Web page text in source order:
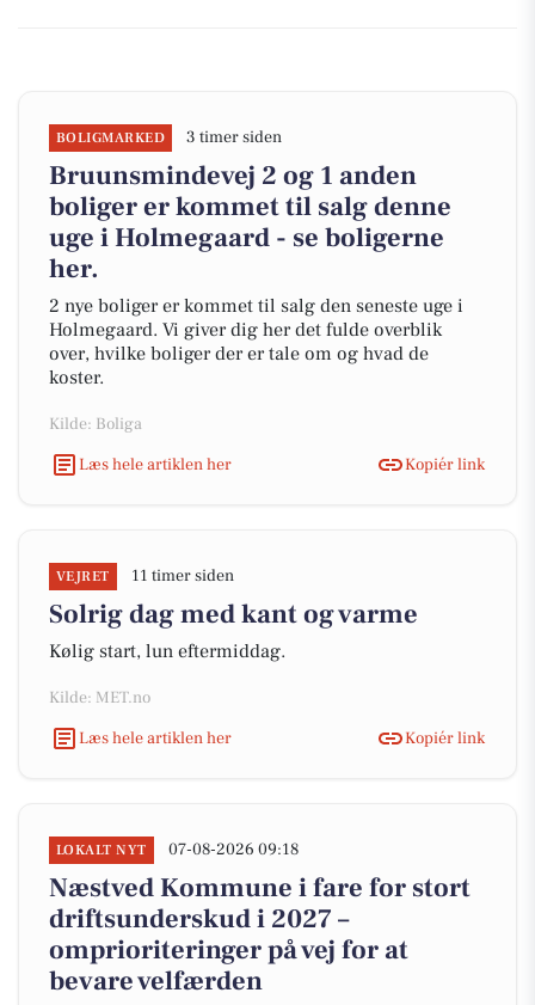
BOLIGMARKED 3 timer siden
Bruunsmindevej 2 og 1 anden
boliger er kommet til salg denne
uge i Holmegaard - se boligerne
her.
2 nye boliger er kommet til salg den seneste uge i
Holmegaard. Vi giver dig her det fulde overblik
over, hvilke boliger der er tale om og hvad de
koster.
Kilde: Boliga
Læs hele artiklen her
Kopiér link
VEJRET 11 timer siden
Solrig dag med kant og varme
Kølig start, lun eftermiddag.
Kilde: MET.no
Læs hele artiklen her
Kopiér link
LOKALT NYT 07-08-2026 09:18
Næstved Kommune i fare for stort
driftsunderskud i 2027 –
omprioriteringer på vej for at
bevare velfærden